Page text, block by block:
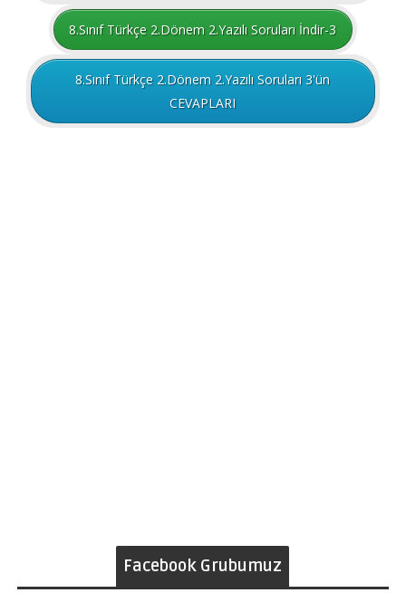
8.Sınıf Türkçe 2.Dönem 2.Yazılı Soruları İndir-3
8.Sınıf Türkçe 2.Dönem 2.Yazılı Soruları 3'ün
CEVAPLARI
Facebook Grubumuz